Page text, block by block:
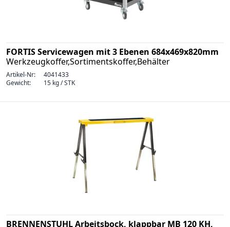
FORTIS Servicewagen mit 3 Ebenen 684x469x820mm
Werkzeugkoffer,Sortimentskoffer,Behälter
Artikel-Nr:
4041433
Gewicht:
15 kg / STK
BRENNENSTUHL Arbeitsbock, klappbar MB 120 KH,